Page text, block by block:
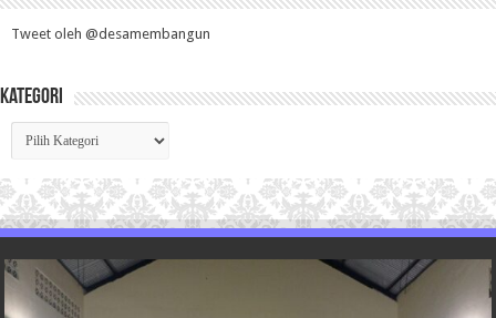
Tweet oleh @desamembangun
Kategori
Kategori